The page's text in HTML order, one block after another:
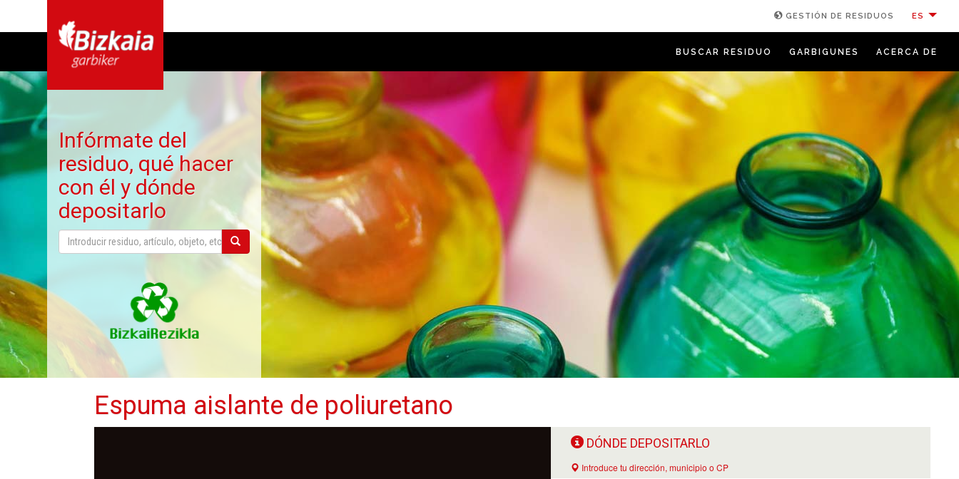
GESTIÓN DE RESIDUOS ES
BUSCAR RESIDUO GARBIGUNES ACERCA DE
Infórmate del
residuo, qué hacer
con él y dónde
depositarlo
Espuma aislante de poliuretano
DÓNDE DEPOSITARLO
Introduce tu dirección, municipio o CP